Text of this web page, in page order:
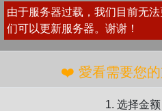
由于服务器过载，我们目前无
们可以更新服务器。谢谢！
❤️ 愛看需要您的
1. 选择金额